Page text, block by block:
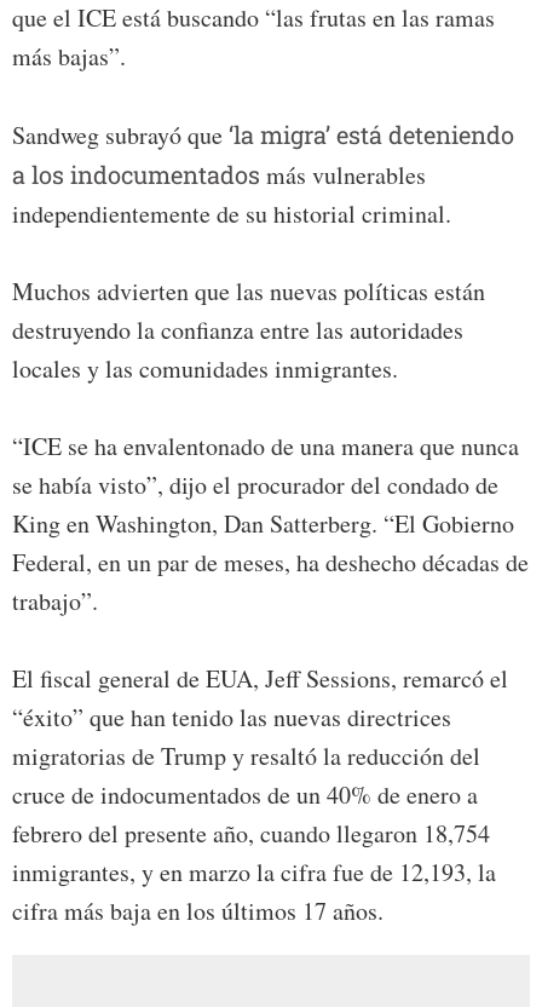
que el ICE está buscando “las frutas en las ramas
más bajas”.
Sandweg subrayó que ‘la migra’ está deteniendo
a los indocumentados más vulnerables
independientemente de su historial criminal.
Muchos advierten que las nuevas políticas están
destruyendo la confianza entre las autoridades
locales y las comunidades inmigrantes.
“ICE se ha envalentonado de una manera que nunca
se había visto”, dijo el procurador del condado de
King en Washington, Dan Satterberg. “El Gobierno
Federal, en un par de meses, ha deshecho décadas de
trabajo”.
El fiscal general de EUA, Jeff Sessions, remarcó el
“éxito” que han tenido las nuevas directrices
migratorias de Trump y resaltó la reducción del
cruce de indocumentados de un 40% de enero a
febrero del presente año, cuando llegaron 18,754
inmigrantes, y en marzo la cifra fue de 12,193, la
cifra más baja en los últimos 17 años.